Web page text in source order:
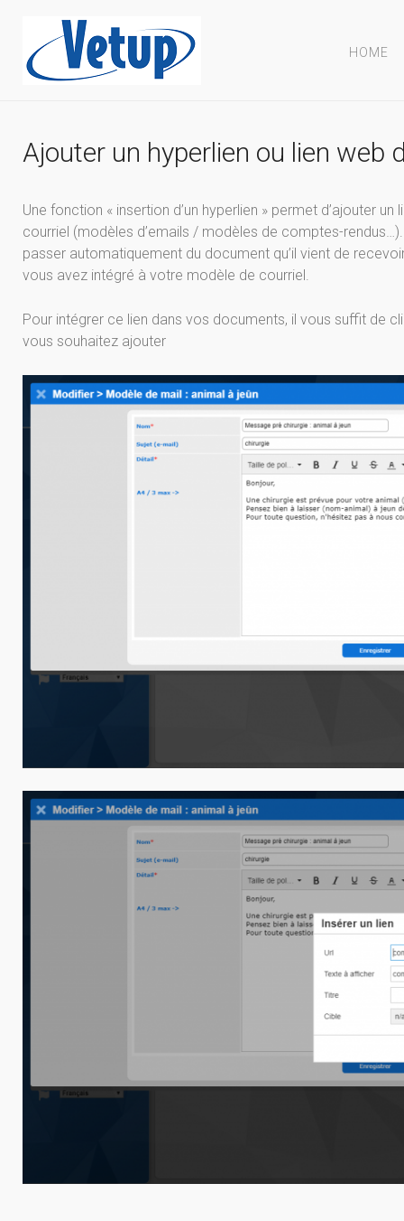
HOME
Ajouter un hyperlien ou lien web
Une fonction « insertion d’un hyperlien » permet d’ajouter
courriel (modèles d’emails / modèles de comptes-
passer automatiquement du document qu’il vient de
vous avez intégré à votre modèle de courriel.
Pour intégrer ce lien dans vos documents, il vous suffit de
vous souhaitez ajouter